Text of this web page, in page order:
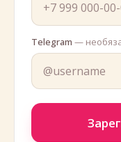
Telegram —